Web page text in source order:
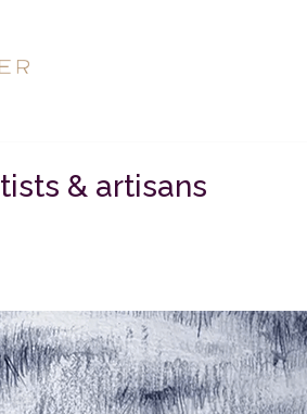
& artisans